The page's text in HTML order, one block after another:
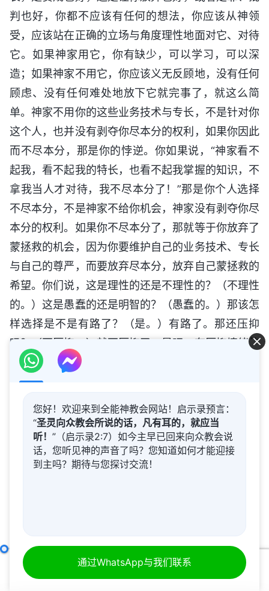
判也好，你都不应该有任何的想法，你应该从神领
受，应该站在正确的立场与角度理性地面对它、对待
它。如果神家用它，你有缺少，可以学习，可以深
造；如果神家不用它，你应该义无反顾地，没有任何
顾虑、没有任何难处地放下它就完事了，就这么简
单。神家不用你的这些业务技术与专长，不是针对你
这个人，也并没有剥夺你尽本分的权利，如果你因此
而不尽本分，那是你的悖逆。你如果说，“神家看不
起我，看不起我的特长，也看不起我掌握的知识，不
拿我当人才对待，我不尽本分了！”那是你个人选择
不尽本分，不是神家不给你机会，神家没有剥夺你尽
本分的权利。如果你不尽本分了，那就等于你放弃了
蒙拯救的机会，因为你要维护自己的业务技术、专长
与自己的尊严，而要放弃尽本分，放弃自己蒙拯救的
希望。你们说，这是理性的还是不理性的？（不理性
的。）这是愚蠢的还是明智的？（愚蠢的。）那该怎
样选择是不是有路了？（是。）有路了。那还压抑
吗？（不压抑。）就不压抑了，是吧。有压抑情绪的
人和没有压抑情绪的人对待本分的态度还有做事的方
式是完全不一样的。压抑的人永远乐不起来，不会感
然，从压抑这个负面情绪里走出来之后，人就会感觉
到在神家里尽本分有幸福、有安慰、有享受，接下来
有些人就该在追求真理的事上下功夫了，这样的人前
事情不大，就是点小事，人就是走不出来，放不下，
不能扭转。如果扭转了，人的心态、人心里的向往就
您好！欢迎来到全能神教会网站！启示录预言：
“圣灵向众教会所说的话，凡有耳的，就应当
听！ ”（启示录2:7）如今主早已回来向众教会说
话，您听见神的声音了吗？您知道如何才能迎接
到主吗？期待与您探讨交流！
通过WhatsApp与我们联系
怎样追求真理（六）下集